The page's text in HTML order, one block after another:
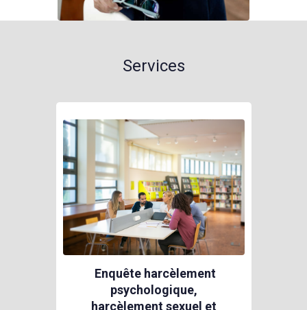
Services
Enquête harcèlement
psychologique,
harcèlement sexuel et